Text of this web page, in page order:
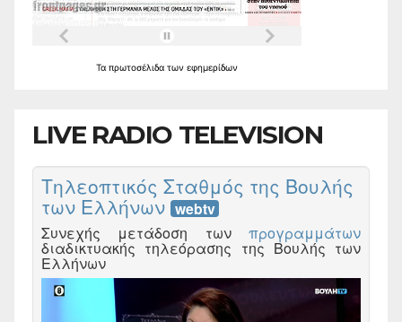
Τα πρωτοσέλιδα των εφημερίδων
LIVE RADIO TELEVISION